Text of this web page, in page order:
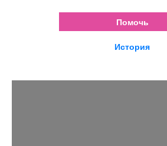
Помочь
История